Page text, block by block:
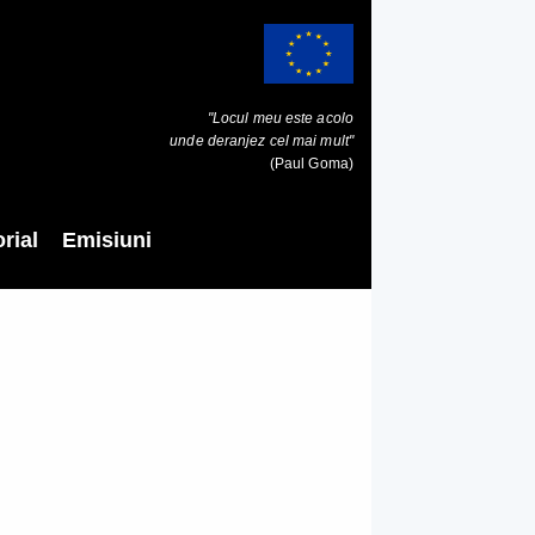
"Locul meu este acolo
unde deranjez cel mai mult"
(Paul Goma)
Emisiuni